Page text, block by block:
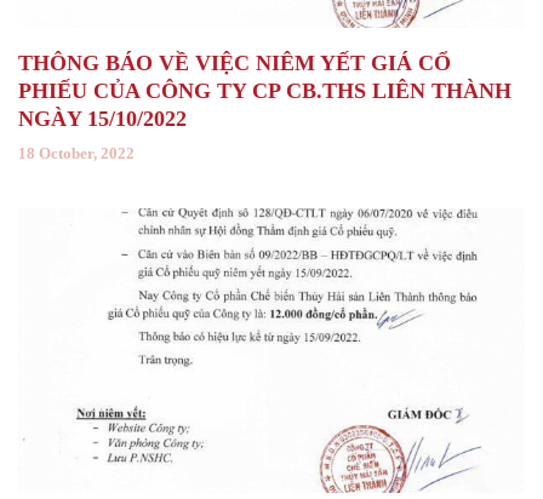
THÔNG BÁO VỀ VIỆC NIÊM YẾT GIÁ CỔ
PHIẾU CỦA CÔNG TY CP CB.THS LIÊN THÀNH
NGÀY 15/10/2022
18 October, 2022